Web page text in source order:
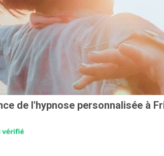
de l'hypnose personnalisée à